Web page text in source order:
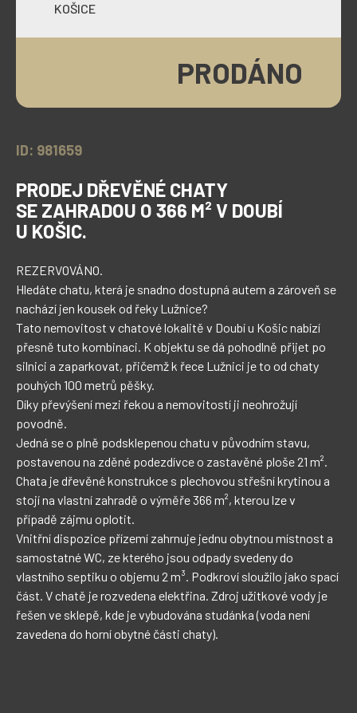
KOŠICE
PRODÁNO
ID: 981659
PRODEJ DŘEVĚNÉ CHATY
SE ZAHRADOU O 366 M² V DOUBÍ
U KOŠIC.
REZERVOVÁNO.
Hledáte chatu, která je snadno dostupná autem a zároveň se
nachází jen kousek od řeky Lužnice?
Tato nemovitost v chatové lokalitě v Doubí u Košic nabízí
přesně tuto kombinaci. K objektu se dá pohodlně přijet po
silnici a zaparkovat, přičemž k řece Lužnici je to od chaty
pouhých 100 metrů pěšky.
Díky převýšení mezi řekou a nemovitostí ji neohrožují
povodně.
Jedná se o plně podsklepenou chatu v původním stavu,
postavenou na zděné podezdívce o zastavěné ploše 21 m².
Chata je dřevěné konstrukce s plechovou střešní krytinou a
stojí na vlastní zahradě o výměře 366 m², kterou lze v
případě zájmu oplotit.
Vnitřní dispozice přízemí zahrnuje jednu obytnou místnost a
samostatné WC, ze kterého jsou odpady svedeny do
vlastního septiku o objemu 2 m³. Podkroví sloužilo jako spací
část. V chatě je rozvedena elektřina. Zdroj užitkové vody je
řešen ve sklepě, kde je vybudována studánka (voda není
zavedena do horní obytné části chaty).